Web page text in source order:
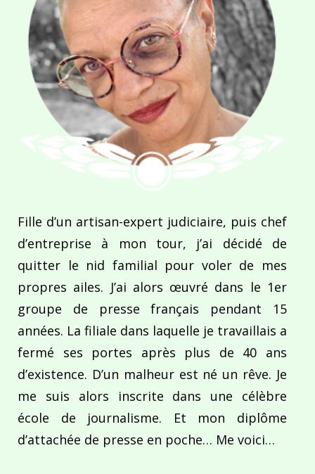
Fille d’un artisan-expert judiciaire, puis chef
d’entreprise à mon tour, j’ai décidé de
quitter le nid familial pour voler de mes
propres ailes. J’ai alors œuvré dans le 1er
groupe de presse français pendant 15
années. La filiale dans laquelle je travaillais a
fermé ses portes après plus de 40 ans
d’existence. D’un malheur est né un rêve. Je
me suis alors inscrite dans une célèbre
école de journalisme. Et mon diplôme
d’attachée de presse en poche… Me voici…